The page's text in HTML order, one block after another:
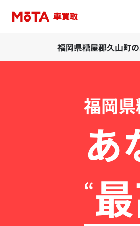
福岡県糟屋郡久山町
福岡
あ
“